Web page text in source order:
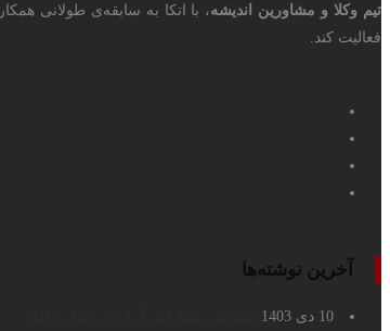
تیم وکلا و مشاورین اندیشه، با اتکا به سابقه‌ی طولانی
فعالیت کند.
آخرین نوشته‌ها
10 دی 1403